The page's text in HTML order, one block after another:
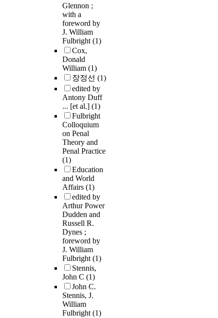
Glennon ;
with a
foreword by
J. William
Fulbright(1)
Cox,
Donald
William (1)
장정선 (1)
edited by
Antony Duff
... [et al.] (1)
Fulbright
Colloquium
on Penal
Theory and
Penal Practice
(1)
Education
and World
Affairs (1)
edited by
Arthur Power
Dudden and
Russell R.
Dynes ;
foreword by
J. William
Fulbright(1)
Stennis,
John C (1)
John C.
Stennis, J.
William
Fulbright(1)